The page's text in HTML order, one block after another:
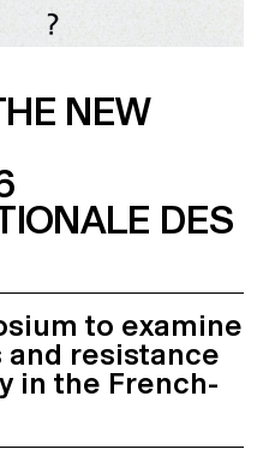
NEW
DES
to examine
resistance
in the French-